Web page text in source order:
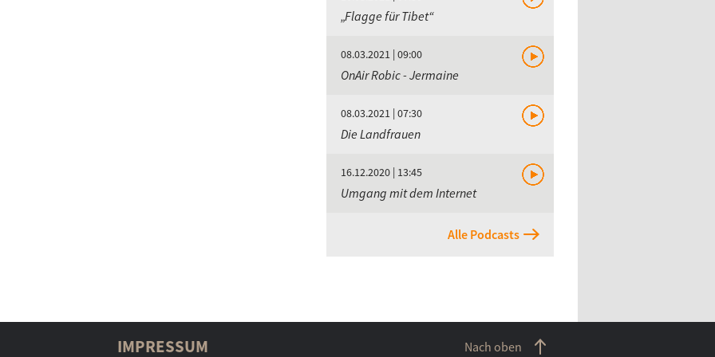
„Flagge für Tibet“
08.03.2021 | 09:00
OnAir Robic - Jermaine
08.03.2021 | 07:30
Die Landfrauen
16.12.2020 | 13:45
Umgang mit dem Internet
Alle Podcasts
IMPRESSUM Nach oben